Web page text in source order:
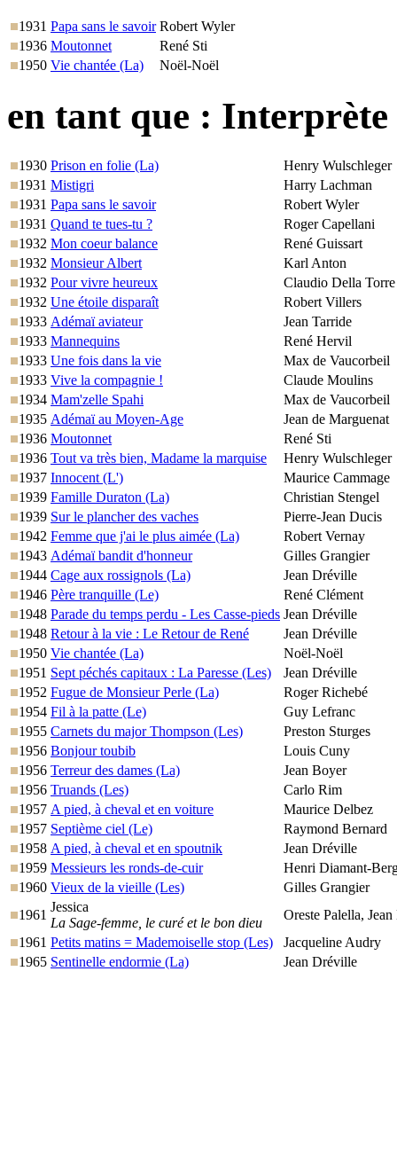
1931 Papa sans le savoir Robert Wyler
1936 Moutonnet
René Sti
1950 Vie chantée (La) Noël-Noël
en tant que : Interprète
1930 Prison en folie (La)
Henry Wulschleger
1931 Mistigri
Harry Lachman
1931 Papa sans le savoir
Robert Wyler
1931 Quand te tues-tu ?
Roger Capellani
1932 Mon coeur balance
René Guissart
1932 Monsieur Albert
Karl Anton
1932 Pour vivre heureux
Claudio Della Torre
1932 Une étoile disparaît
Robert Villers
1933 Adémaï aviateur
Jean Tarride
1933 Mannequins
René Hervil
1933 Une fois dans la vie
Max de Vaucorbeil
1933 Vive la compagnie !
Claude Moulins
1934 Mam'zelle Spahi
Max de Vaucorbeil
1935 Adémaï au Moyen-Age
Jean de Marguenat
1936 Moutonnet
René Sti
1936 Tout va très bien, Madame la marquise
Henry Wulschleger
1937 Innocent (L')
Maurice Cammage
1939 Famille Duraton (La)
Christian Stengel
1939 Sur le plancher des vaches
Pierre-Jean Ducis
1942 Femme que j'ai le plus aimée (La)
Robert Vernay
1943 Adémaï bandit d'honneur
Gilles Grangier
1944 Cage aux rossignols (La)
Jean Dréville
1946 Père tranquille (Le)
René Clément
1948 Parade du temps perdu - Les Casse-pieds Jean Dréville
1948 Retour à la vie : Le Retour de René
Jean Dréville
1950 Vie chantée (La)
Noël-Noël
1951 Sept péchés capitaux : La Paresse (Les)
Jean Dréville
1952 Fugue de Monsieur Perle (La)
Roger Richebé
1954 Fil à la patte (Le)
Guy Lefranc
1955 Carnets du major Thompson (Les)
Preston Sturges
1956 Bonjour toubib
Louis Cuny
1956 Terreur des dames (La)
Jean Boyer
1956 Truands (Les)
Carlo Rim
1957 A pied, à cheval et en voiture
Maurice Delbez
1957 Septième ciel (Le)
Raymond Bernard
1958 A pied, à cheval et en spoutnik
Jean Dréville
1959 Messieurs les ronds-de-cuir
Henri Diamant-
1960 Vieux de la vieille (Les)
Gilles Grangier
1961
Jessica
La Sage-femme, le curé et le bon dieu
Oreste Palella,
1961 Petits matins = Mademoiselle stop (Les)
Jacqueline Audry
1965 Sentinelle endormie (La) Jean Dréville